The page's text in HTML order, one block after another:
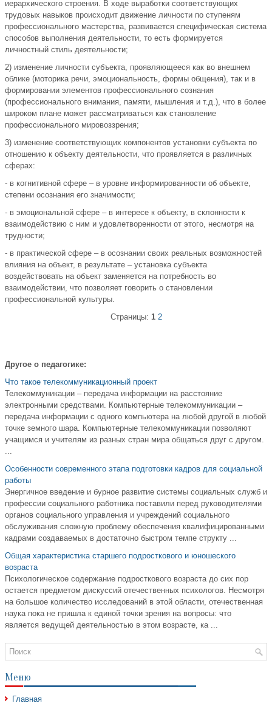
иерархического строения. В ходе выработки соответствующих
трудовых навыков происходит движение личности по ступеням
профессионального мастерства, развивается специфическая система
способов выполнения деятельности, то есть формируется
личностный стиль деятельности;
2) изменение личности субъекта, проявляющееся как во внешнем
облике (моторика речи, эмоциональность, формы общения), так и в
формировании элементов профессионального сознания
(профессионального внимания, памяти, мышления и т.д.), что в более
широком плане может рассматриваться как становление
профессионального мировоззрения;
3) изменение соответствующих компонентов установки субъекта по
отношению к объекту деятельности, что проявляется в различных
сферах:
- в когнитивной сфере – в уровне информированности об объекте,
степени осознания его значимости;
- в эмоциональной сфере – в интересе к объекту, в склонности к
взаимодействию с ним и удовлетворенности от этого, несмотря на
трудности;
- в практической сфере – в осознании своих реальных возможностей
влияния на объект, в результате – установка субъекта
воздействовать на объект заменяется на потребность во
взаимодействии, что позволяет говорить о становлении
профессиональной культуры.
Страницы: 1 2
Другое о педагогике:
Что такое телекоммуникационный проект
Телекоммуникации – передача информации на расстояние
электронными средствами. Компьютерные телекоммуникации –
передача информации с одного компьютера на любой другой в любой
точке земного шара. Компьютерные телекоммуникации позволяют
учащимся и учителям из разных стран мира общаться друг с другом.
...
Особенности современного этапа подготовки кадров для социальной
работы
Энергичное введение и бурное развитие системы социальных служб и
профессии социального работника поставили перед руководителями
органов социального управления и учреждений социального
обслуживания сложную проблему обеспечения квалифицированными
кадрами создаваемых в достаточно быстром темпе структу ...
Общая характеристика старшего подросткового и юношеского
возраста
Психологическое содержание подросткового возраста до сих пор
остается предметом дискуссий отечественных психологов. Несмотря
на большое количество исследований в этой области, отечественная
наука пока не пришла к единой точки зрения на вопросы: что
является ведущей деятельностью в этом возрасте, ка ...
Меню
Главная